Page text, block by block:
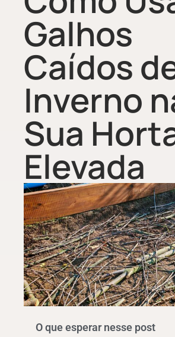
Galhos
Caídos
Inverno
Sua
Elevada
O que esperar nesse post